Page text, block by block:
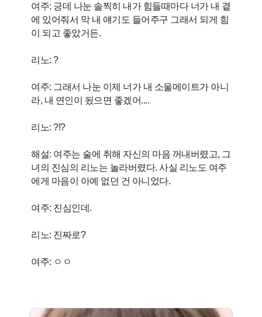
여주: 긍데 나눈 솔찍히 내가 힘들때마다 너가 내 곁
에 있어줘서 막 내 얘기도 들어주구 그래서 되게 힘
이 되고 좋았거든.
리노: ?
여주: 그래서 나눈 이제 너가 내 소울메이트가 아니
라, 내 연인이 됬으면 좋겠어....
리노: ?!?
해설: 여주는 술에 취해 자신의 마음 꺼내버렸고, 그
녀의 진심의 리노는 놀라버렸다. 사실 리노도 여주
에게 마음이 아예 없던 건 아니었다.
여주: 진심인데.
리노: 진짜로?
여주: ㅇㅇ